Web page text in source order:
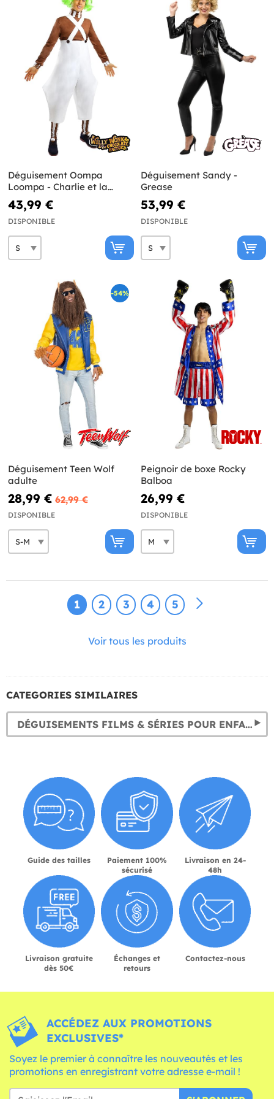
Déguisement Oompa
Loompa - Charlie et la
Chocolaterie
43,99 €
DISPONIBLE
Déguisement Sandy -
Grease
53,99 €
DISPONIBLE
-54%
Déguisement Teen Wolf
adulte
28,99 € 62,99 €
DISPONIBLE
Peignoir de boxe Rocky
Balboa
26,99 €
DISPONIBLE
1 2 3 4 5
Voir tous les produits
CATEGORIES SIMILAIRES
DÉGUISEMENTS FILMS & SÉRIES POUR ENFANT
Guide des tailles
Paiement 100%
sécurisé
Livraison en 24-
48h
Livraison gratuite
dès 50€
Échanges et
retours
Contactez-nous
ACCÉDEZ AUX PROMOTIONS
EXCLUSIVES*
Soyez le premier à connaître les nouveautés et les
promotions en enregistrant votre adresse e-mail !